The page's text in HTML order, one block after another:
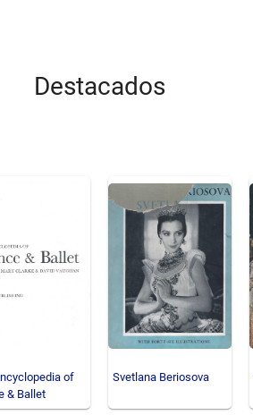
Destacados
of
& Ballet
Svetlana Beriosova